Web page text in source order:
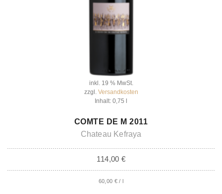
inkl. 19 % MwSt.
zzgl. Versandkosten
Inhalt: 0,75
IN DEN WARENKORB
COMTE DE M 2011
Chateau Kefraya
114,00 €
60,00 €/